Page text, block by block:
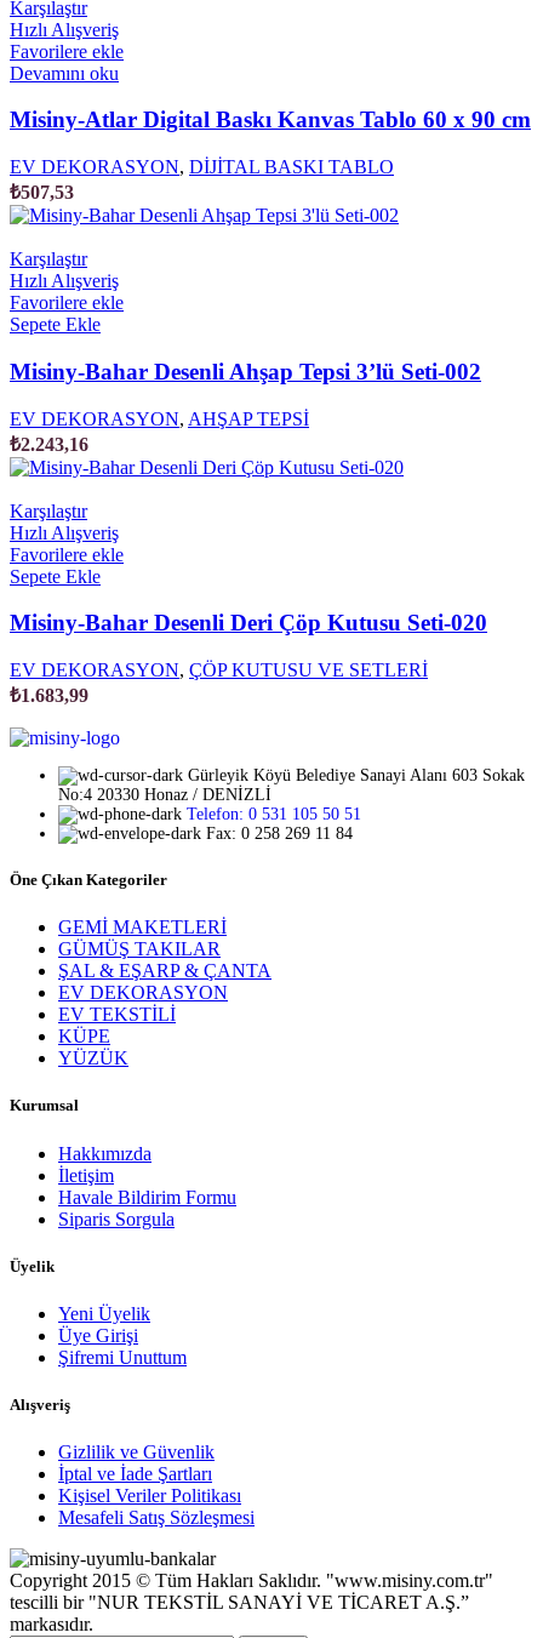
Karşılaştır
Hızlı Alışveriş
Favorilere ekle
Devamını oku
Misiny-Atlar Digital Baskı Kanvas Tablo 60 x 90 cm
EV DEKORASYON, DİJİTAL BASKI TABLO
₺507,53
Karşılaştır
Hızlı Alışveriş
Favorilere ekle
Sepete Ekle
Misiny-Bahar Desenli Ahşap Tepsi 3’lü Seti-002
EV DEKORASYON, AHŞAP TEPSİ
₺2.243,16
Karşılaştır
Hızlı Alışveriş
Favorilere ekle
Sepete Ekle
Misiny-Bahar Desenli Deri Çöp Kutusu Seti-020
EV DEKORASYON, ÇÖP KUTUSU VE SETLERİ
₺1.683,99
Gürleyik Köyü Belediye Sanayi Alanı 603 Sokak
No:4 20330 Honaz / DENİZLİ
Telefon: 0 531 105 50 51
Fax: 0 258 269 11 84
Öne Çıkan Kategoriler
GEMİ MAKETLERİ
GÜMÜŞ TAKILAR
ŞAL & EŞARP & ÇANTA
EV DEKORASYON
EV TEKSTİLİ
KÜPE
YÜZÜK
Kurumsal
Hakkımızda
İletişim
Havale Bildirim Formu
Siparis Sorgula
Üyelik
Yeni Üyelik
Üye Girişi
Şifremi Unuttum
Alışveriş
Gizlilik ve Güvenlik
İptal ve İade Şartları
Kişisel Veriler Politikası
Mesafeli Satış Sözleşmesi
Copyright 2015 © Tüm Hakları Saklıdır. "www.misiny.com.tr"
tescilli bir "NUR TEKSTİL SANAYİ VE TİCARET A.Ş.”
markasıdır.